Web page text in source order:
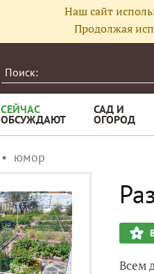
Наш сайт
Продолжая
СЕЙЧАС
ОБСУЖДАЮТ
САД И
ОГОРОД
юмор
Всем